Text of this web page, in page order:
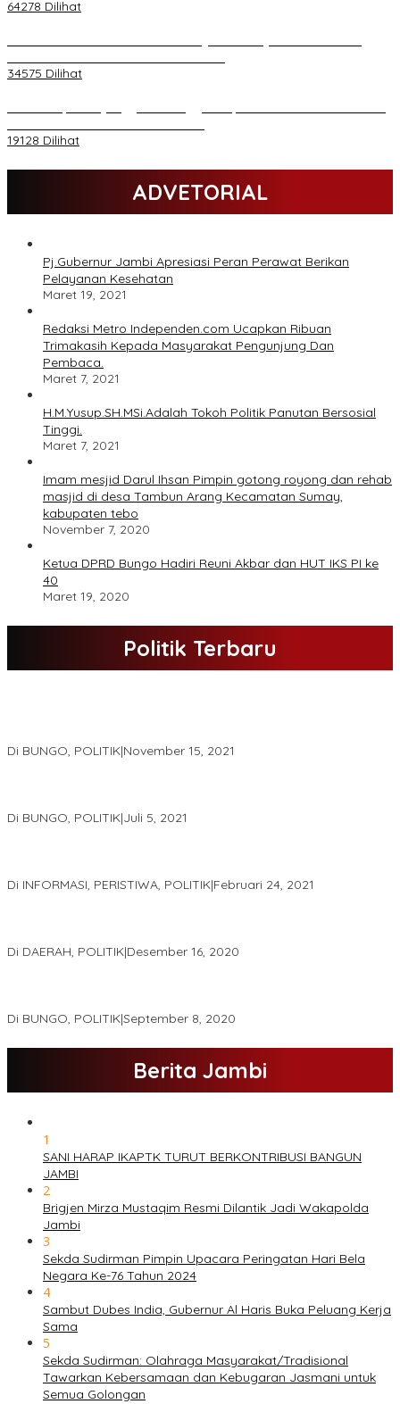
64278 Dilihat
34575 Dilihat
19128 Dilihat
ADVETORIAL
Pj.Gubernur Jambi Apresiasi Peran Perawat Berikan
Pelayanan Kesehatan
Maret 19, 2021
Redaksi Metro Independen.com Ucapkan Ribuan
Trimakasih Kepada Masyarakat Pengunjung Dan
Pembaca.
Maret 7, 2021
H.M.Yusup.SH.MSi.Adalah Tokoh Politik Panutan Bersosial
Tinggi.
Maret 7, 2021
Imam mesjid Darul Ihsan Pimpin gotong royong dan rehab
masjid di desa Tambun Arang Kecamatan Sumay,
kabupaten tebo
November 7, 2020
Ketua DPRD Bungo Hadiri Reuni Akbar dan HUT IKS PI ke
40
Maret 19, 2020
Politik Terbaru
Di BUNGO, POLITIK|November 15, 2021
Di BUNGO, POLITIK|Juli 5, 2021
Di INFORMASI, PERISTIWA, POLITIK|Februari 24, 2021
Di DAERAH, POLITIK|Desember 16, 2020
Di BUNGO, POLITIK|September 8, 2020
Berita Jambi
1
SANI HARAP IKAPTK TURUT BERKONTRIBUSI BANGUN
JAMBI
2
Brigjen Mirza Mustaqim Resmi Dilantik Jadi Wakapolda
Jambi
3
Sekda Sudirman Pimpin Upacara Peringatan Hari Bela
Negara Ke-76 Tahun 2024
4
Sambut Dubes India, Gubernur Al Haris Buka Peluang Kerja
Sama
5
Sekda Sudirman: Olahraga Masyarakat/Tradisional
Tawarkan Kebersamaan dan Kebugaran Jasmani untuk
Semua Golongan